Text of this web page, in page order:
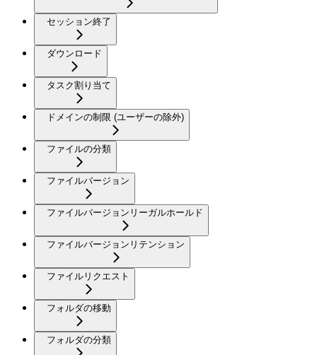
セッション終了
ダウンロード
タスク割り当て
ドメインの制限 (ユーザーの除外)
ファイルの分類
ファイルバージョン
ファイルバージョンリーガルホールド
ファイルバージョンリテンション
ファイルリクエスト
フォルダの移動
フォルダの分類